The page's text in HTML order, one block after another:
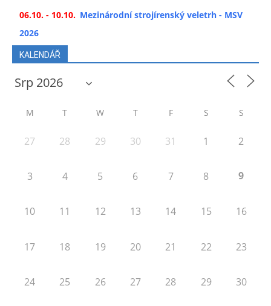
06.10. - 10.10. Mezinárodní strojírenský veletrh - MSV
2026
KALENDÁŘ
M T W T F S S
27 28 29 30 31 1 2
3 4 5 6 7 8 9
10 11 12 13 14 15 16
17 18 19 20 21 22 23
24 25 26 27 28 29 30